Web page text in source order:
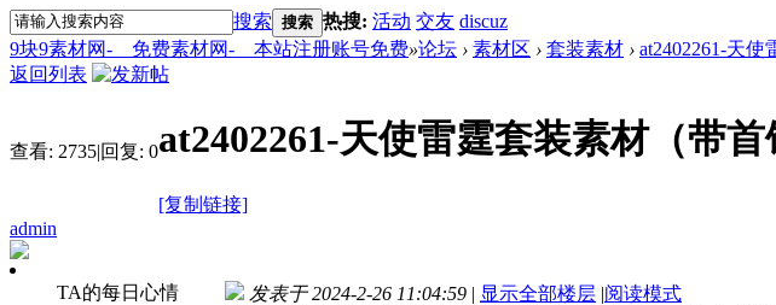
搜索 搜索 热搜: 活动 交友 discuz
9块9素材网-＿免费素材网-＿本站注册账号免费»论坛 › 素材区 › 套装素材 › at2402261-天使
返回列表
查看: 2735|回复: 0at2402261-天使雷霆套装素材（带首
[复制链接]
admin
TA的每日心情 发表于 2024-2-26 11:04:59 | 显示全部楼层 |阅读模式